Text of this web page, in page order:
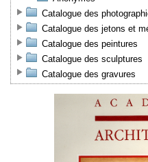
Catalogue des
Catalogue des jetons et
Catalogue des peintures
Catalogue des sculptures
Catalogue des gravures